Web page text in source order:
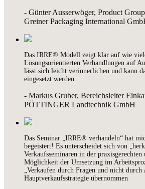
- Günter Ausserwöger, Product
Greiner Packaging International
Das IRRE® Modell zeigt klar auf wie
Lösungsorientierten Verhandlungen auf
lässt sich leicht verinnerlichen und kann
eingesetzt werden.
- Markus Gruber, Bereichsleiter
PÖTTINGER Landtechnik GmbH
Das Seminar „IRRE® verhandeln“ hat
begeistert! Es unterscheidet sich von
Verkaufsseminaren in der
Möglichkeit der Umsetzung im
„Verkaufen durch Fragen und nicht
Hauptverkaufsstrategie übernommen